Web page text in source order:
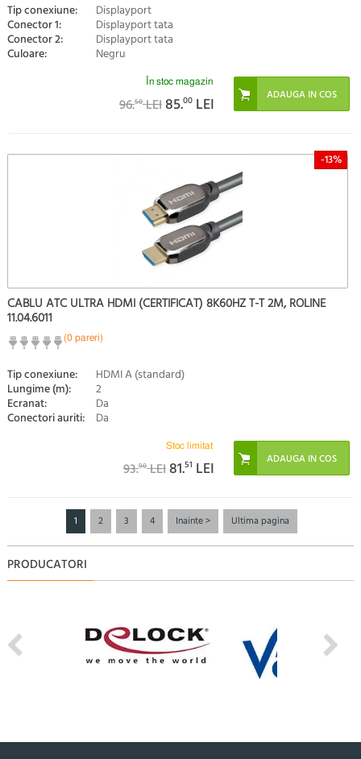
Tip conexiune: Displayport
Conector 1: Displayport tata
Conector 2: Displayport tata
Culoare: Negru
În stoc magazin
96.50LEI85.00 LEI
-13%
CABLU ATC ULTRA HDMI (CERTIFICAT) 8K60HZ T-T 2M, ROLINE
11.04.6011
(0 pareri)
Tip conexiune: HDMI A (standard)
Lungime (m): 2
Ecranat: Da
Conectori auriti: Da
Stoc limitat
93.90LEI81.51 LEI
1 2 3 4 Inainte > Ultima pagina
PRODUCATORI